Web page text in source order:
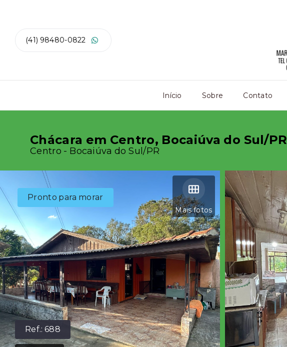
(41) 98480-0822
Início Sobre Contato
Chácara em Centro, Bocaiúva do Sul/PR
Centro - Bocaiúva do Sul/PR
Ref.:688
Mais fotos
Pronto para morar